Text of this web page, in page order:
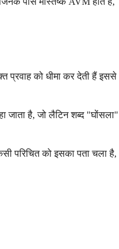
प्रवाह को धीमा कर देती हैं इससे
जाता है, जो लैटिन शब्द "घोंसला"
परिचित को इसका पता चला है,